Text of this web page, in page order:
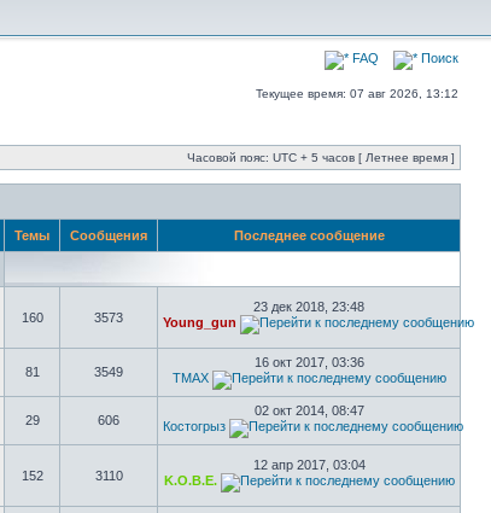
FAQ Поиск
Текущее время: 07 авг 2026, 13:12
Часовой пояс: UTC + 5 часов [ Летнее время ]
Темы Сообщения Последнее сообщение
160 3573
23 дек 2018, 23:48
Young_gun
81 3549
16 окт 2017, 03:36
TMAX
29 606
02 окт 2014, 08:47
Костогрыз
152 3110
12 апр 2017, 03:04
K.O.B.E.